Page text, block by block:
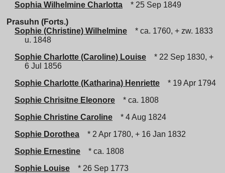
Sophia Wilhelmine Charlotta
* 25 Sep 1849
Prasuhn (Forts.)
Sophie (Christine) Wilhelmine
* ca. 1760, + zw. 1833
u. 1848
Sophie Charlotte (Caroline) Louise
* 22 Sep 1830, +
6 Jul 1856
Sophie Charlotte (Katharina) Henriette
* 19 Apr 1794
Sophie Chrisitne Eleonore
* ca. 1808
Sophie Christine Caroline
* 4 Aug 1824
Sophie Dorothea
* 2 Apr 1780, + 16 Jan 1832
Sophie Ernestine
* ca. 1808
Sophie Louise
* 26 Sep 1773